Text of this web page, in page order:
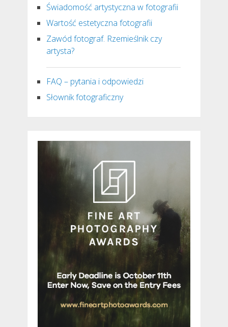
Świadomość artystyczna w fotografii
Wartość estetyczna fotografii
Zawód fotograf. Rzemieślnik czy
artysta?
FAQ – pytania i odpowiedzi
Słownik fotograficzny